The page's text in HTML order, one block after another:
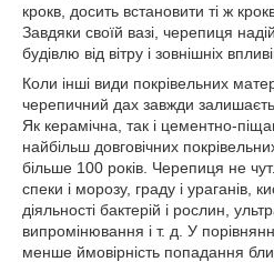
крокв, досить встановити ті ж
Завдяки своїй вазі, черепиця
будівлю від вітру і зовнішніх
Коли інші види покрівельних
черепичний дах завжди
Як керамічна, так і цементно-
найбільш довговічних
більше 100 років. Черепиця не
спеки і морозу, граду і ураганів,
діяльності бактерій і рослин,
випромінювання і т. д. У
менше ймовірність попадання